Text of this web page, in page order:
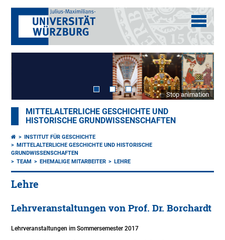
Stop animation
MITTELALTERLICHE GESCHICHTE UND
HISTORISCHE GRUNDWISSENSCHAFTEN
INSTITUT FÜR GESCHICHTE
MITTELALTERLICHE GESCHICHTE UND HISTORISCHE
GRUNDWISSENSCHAFTEN
TEAM
EHEMALIGE MITARBEITER LEHRE
Lehre
Lehrveranstaltungen von Prof. Dr. Borchardt
Lehrveranstaltungen im Sommersemester 2017